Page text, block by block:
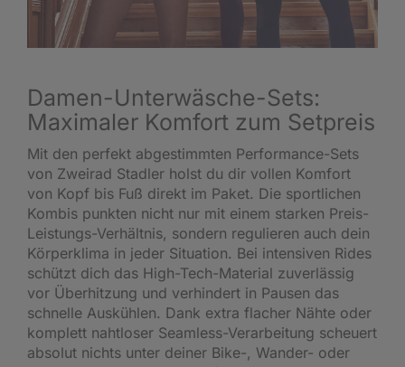
Damen-Unterwäsche-Sets:
Maximaler Komfort zum Setpreis
Mit den perfekt abgestimmten Performance-Sets
von Zweirad Stadler holst du dir vollen Komfort
von Kopf bis Fuß direkt im Paket. Die sportlichen
Kombis punkten nicht nur mit einem starken Preis-
Leistungs-Verhältnis, sondern regulieren auch dein
Körperklima in jeder Situation. Bei intensiven Rides
schützt dich das High-Tech-Material zuverlässig
vor Überhitzung und verhindert in Pausen das
schnelle Auskühlen. Dank extra flacher Nähte oder
komplett nahtloser Seamless-Verarbeitung scheuert
absolut nichts unter deiner Bike-, Wander- oder